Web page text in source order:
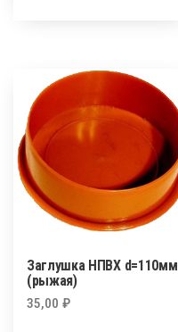
Заглушка НПВХ d=110мм
(рыжая)
35,00 ₽